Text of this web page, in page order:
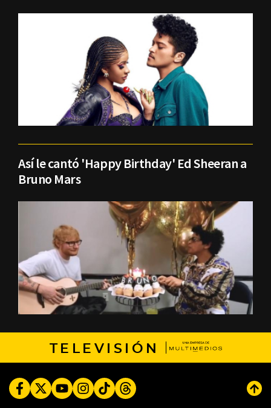
Así le cantó 'Happy Birthday' Ed Sheeran a
Bruno Mars
TELEVISIÓN
FacebookTwitterYoutubeInstagram
TikTokThreads